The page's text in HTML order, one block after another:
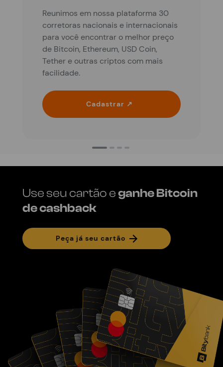
Reunimos em nossa plataforma 30
corretoras nacionais e internacionais
para você encontrar o melhor preço
de Bitcoin, Ethereum, USD Coin,
Tether e outras criptos com mais
facilidade.
Cadastrar ↗
Use seu cartão eganhe Bitcoin
de cashback
Peça já seu cartão